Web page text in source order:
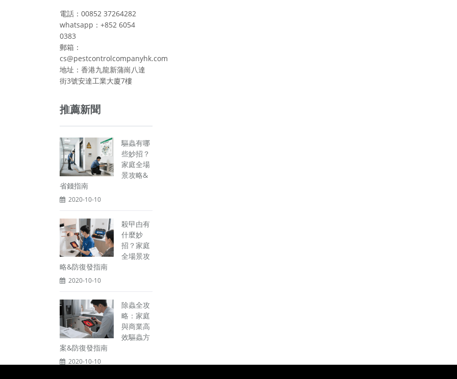
電話：00852 37264282
whatsapp：+852 6054
0383
郵箱：
cs@pestcontrolcompanyhk.com
地址：香港九龍新蒲崗八達
街3號安達工業大廈7樓
推薦新聞
驅蟲有哪
些妙招？
家庭全場
景攻略&
省錢指南
2020-10-10
殺曱甴有
什麼妙
招？家庭
全場景攻
略&防復發指南
2020-10-10
除蟲全攻
略：家庭
與商業高
效驅蟲方
案&防復發指南
2020-10-10